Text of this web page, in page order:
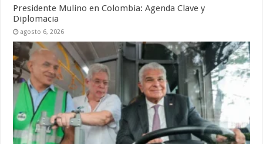
Presidente Mulino en Colombia: Agenda Clave y
Diplomacia
agosto 6, 2026